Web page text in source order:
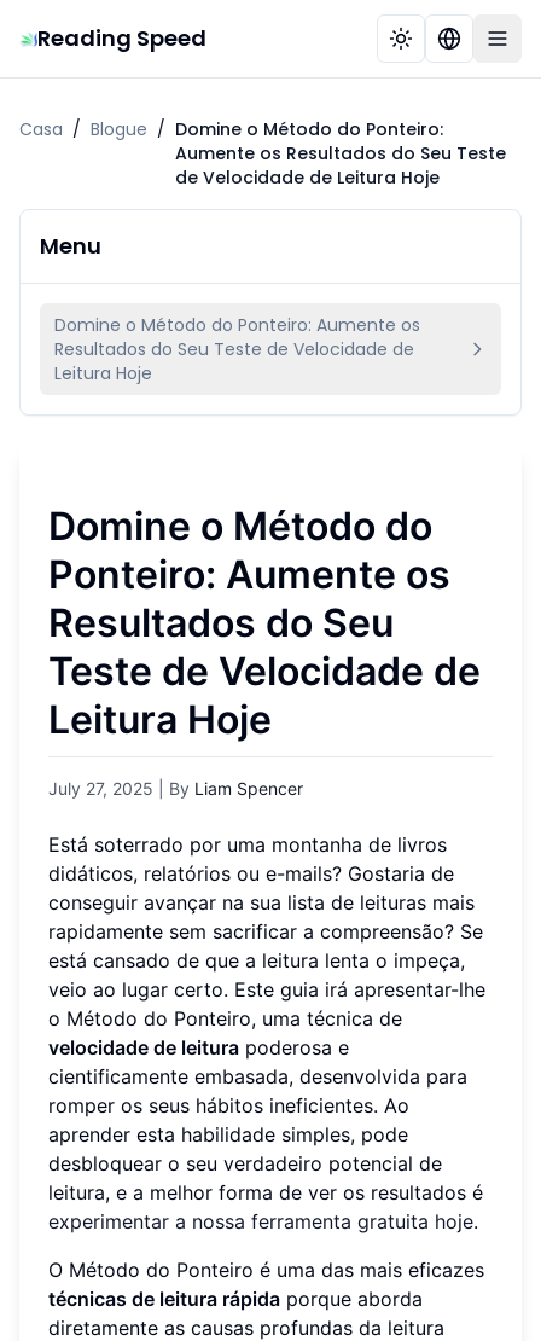
Reading Speed
Casa / Blogue / Domine o Método do Ponteiro:
Aumente os Resultados do Seu Teste
de Velocidade de Leitura Hoje
Menu
Domine o Método do Ponteiro: Aumente os
Resultados do Seu Teste de Velocidade de
Leitura Hoje
Domine o Método do
Ponteiro: Aumente os
Resultados do Seu
Teste de Velocidade de
Leitura Hoje
July 27, 2025 | By Liam Spencer
Está soterrado por uma montanha de livros
didáticos, relatórios ou e-mails? Gostaria de
conseguir avançar na sua lista de leituras mais
rapidamente sem sacrificar a compreensão? Se
está cansado de que a leitura lenta o impeça,
veio ao lugar certo. Este guia irá apresentar-lhe
o Método do Ponteiro, uma técnica de
velocidade de leitura poderosa e
cientificamente embasada, desenvolvida para
romper os seus hábitos ineficientes. Ao
aprender esta habilidade simples, pode
desbloquear o seu verdadeiro potencial de
leitura, e a melhor forma de ver os resultados é
experimentar a nossa ferramenta gratuita hoje.
O Método do Ponteiro é uma das mais eficazes
técnicas de leitura rápida porque aborda
diretamente as causas profundas da leitura